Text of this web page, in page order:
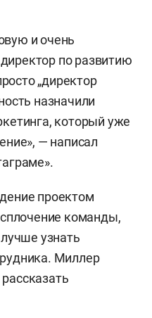
и очень
по развитию
„директор
назначили
который уже
— написал
проектом
команды,
узнать
Миллер